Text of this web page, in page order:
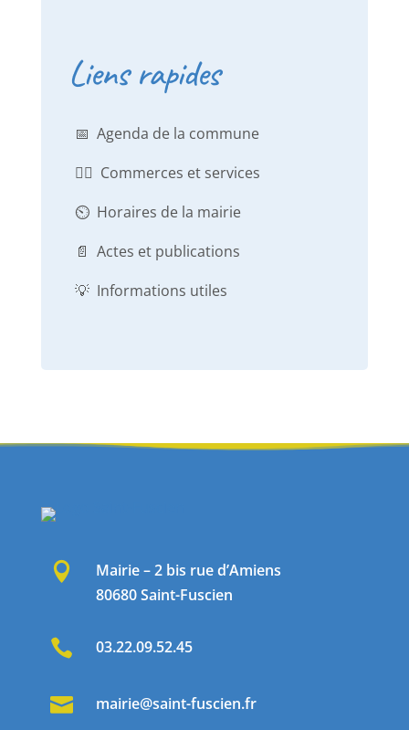
Liens rapides
📅 Agenda de la commune
👨‍⚕️ Commerces et services
⏲️ Horaires de la mairie
📄 Actes et publications
💡 Informations utiles

Mairie – 2 bis rue d’Amiens
80680 Saint-Fuscien
 03.22.09.52.45
 mairie@saint-fuscien.fr